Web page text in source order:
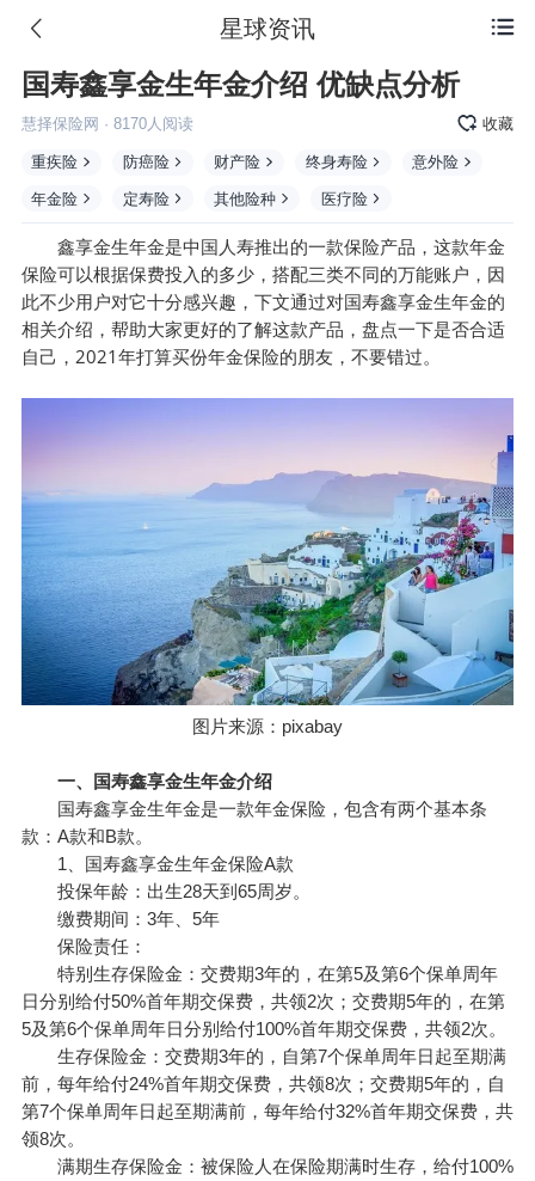
 星球资讯
国寿鑫享金生年金介绍 优缺点分析
慧择保险网 · 8170人阅读 收藏
重疾险 防癌险 财产险 终身寿险 意外险
年金险 定寿险 其他险种 医疗险
鑫享金生年金是中国人寿推出的一款保险产品，这款年金
保险可以根据保费投入的多少，搭配三类不同的万能账户，因
此不少用户对它十分感兴趣，下文通过对国寿鑫享金生年金的
相关介绍，帮助大家更好的了解这款产品，盘点一下是否合适
自己，2021年打算买份年金保险的朋友，不要错过。
图片来源：pixabay
一、国寿鑫享金生年金介绍
国寿鑫享金生年金是一款年金保险，包含有两个基本条
款：A款和B款。
1、国寿鑫享金生年金保险A款
投保年龄：出生28天到65周岁。
缴费期间：3年、5年
保险责任：
特别生存保险金：交费期3年的，在第5及第6个保单周年
日分别给付50%首年期交保费，共领2次；交费期5年的，在第
5及第6个保单周年日分别给付100%首年期交保费，共领2次。
生存保险金：交费期3年的，自第7个保单周年日起至期满
前，每年给付24%首年期交保费，共领8次；交费期5年的，自
第7个保单周年日起至期满前，每年给付32%首年期交保费，共
领8次。
满期生存保险金： 被保险人在保险期满时生存，给付100%